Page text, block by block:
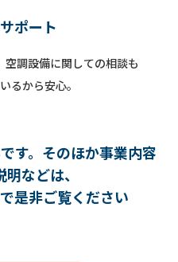
ポート
調設備に関しての相談も
るから安心。
す。そのほか事業内容
などは、
是非ご覧ください